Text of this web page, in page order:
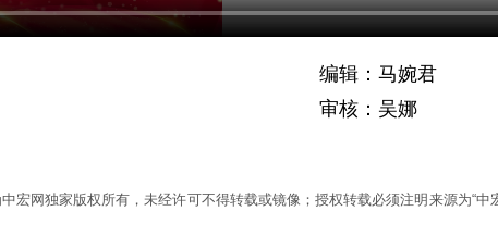
编辑：马婉君
审核：吴娜
宏网独家版权所有，未经许可不得转载或镜像；授权转载必须注明来源为“中